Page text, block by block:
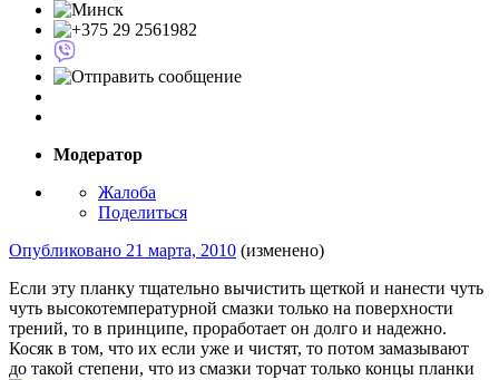
Модератор
Жалоба
Поделиться
Опубликовано 21 марта, 2010 (изменено)
Если эту планку тщательно вычистить щеткой и нанести чуть
чуть высокотемпературной смазки только на поверхности
трений, то в принципе, проработает он долго и надежно.
Косяк в том, что их если уже и чистят, то потом замазывают
до такой степени, что из смазки торчат только концы планки